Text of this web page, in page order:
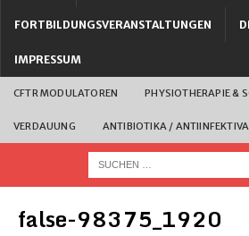
FORTBILDUNGSVERANSTALTUNGEN
IMPRESSUM
CFTR MODULATOREN PHYSIOTHERAPIE &
VERDAUUNG ANTIBIOTIKA / ANTIINFEKTIVA
false-98375_1920